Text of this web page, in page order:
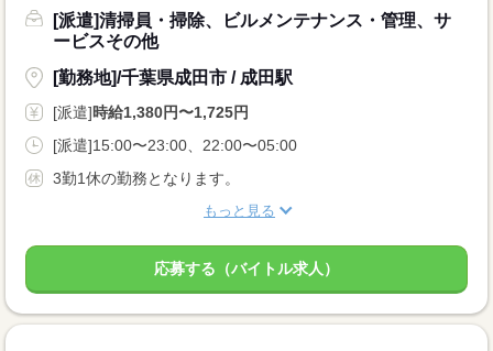
[派遣]清掃員・掃除、ビルメンテナンス・管理、サ
ービスその他
[勤務地]/千葉県成田市 / 成田駅
[派遣]時給1,380円〜1,725円
[派遣]15:00〜23:00、22:00〜05:00
3勤1休の勤務となります。
もっと見る
応募する（バイトル求人）